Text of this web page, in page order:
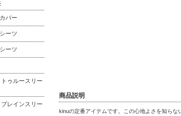
商品説明
kinuの定番アイテムです。この心地よさを知らな
バー
ーツ
ーツ
ゥルースリー
レインスリー